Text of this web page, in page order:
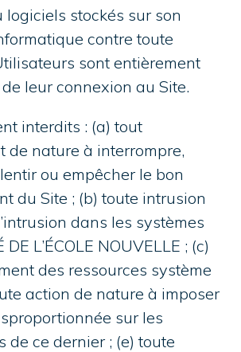
logiciels stockés sur son
contre toute
sont entièrement
leur connexion au Site.
interdits : (a) tout
de nature à interrompre,
ou empêcher le bon
du Site ; (b) toute intrusion
dans les systèmes
L’ÉCOLE NOUVELLE ; (c)
des ressources système
action de nature à imposer
sur les
de ce dernier ; (e) toute